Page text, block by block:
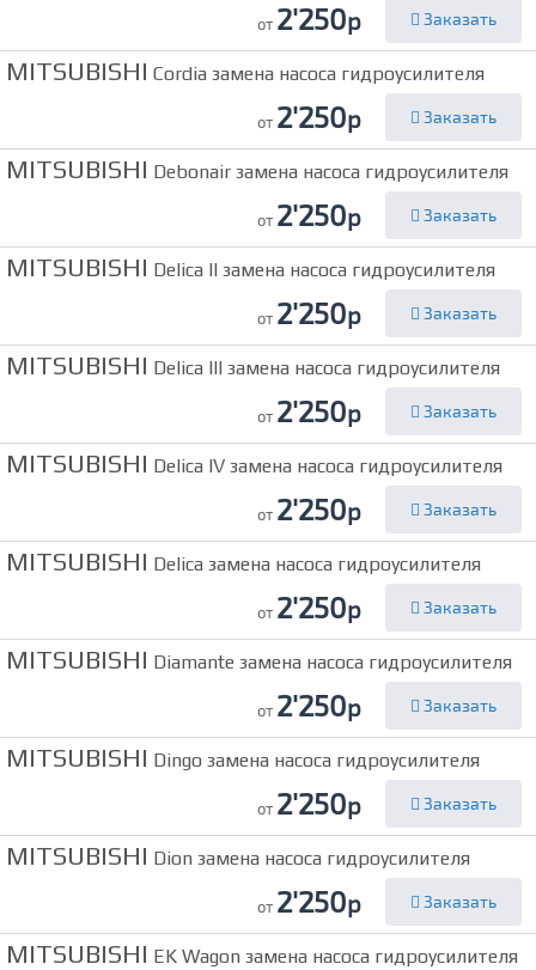
от 2'250р Заказать
MITSUBISHI Cordia замена насоса гидроусилителя
от 2'250р Заказать
MITSUBISHI Debonair замена насоса гидроусилителя
от 2'250р Заказать
MITSUBISHI Delica II замена насоса гидроусилителя
от 2'250р Заказать
MITSUBISHI Delica III замена насоса гидроусилителя
от 2'250р Заказать
MITSUBISHI Delica IV замена насоса гидроусилителя
от 2'250р Заказать
MITSUBISHI Delica замена насоса гидроусилителя
от 2'250р Заказать
MITSUBISHI Diamante замена насоса гидроусилителя
от 2'250р Заказать
MITSUBISHI Dingo замена насоса гидроусилителя
от 2'250р Заказать
MITSUBISHI Dion замена насоса гидроусилителя
от 2'250р Заказать
MITSUBISHI EK Wagon замена насоса гидроусилителя